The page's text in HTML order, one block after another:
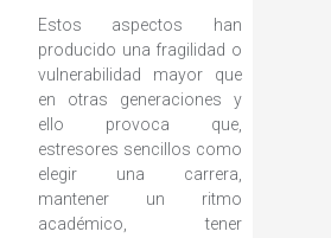
Estos aspectos han
producido una fragilidad o
vulnerabilidad mayor que
en otras generaciones y
ello provoca que,
estresores sencillos como
elegir una carrera,
mantener un ritmo
académico, tener